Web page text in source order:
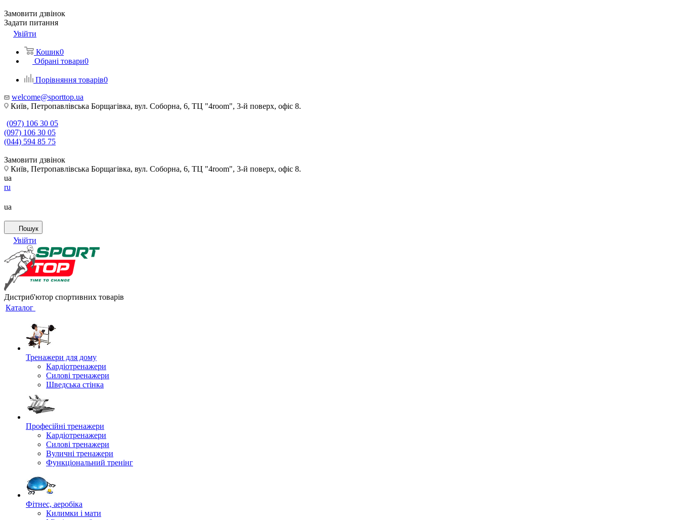
Замовити дзвінок
Задати питання
Увійти
Кошик0
Обрані товари0
Порівняння товарів0
welcome@sporttop.ua
Київ, Петропавлівська Борщагівка, вул. Соборна, 6, ТЦ "4room", 3-й поверх, офіс 8.
(097) 106 30 05
(097) 106 30 05
(044) 594 85 75
Замовити дзвінок
Київ, Петропавлівська Борщагівка, вул. Соборна, 6, ТЦ "4room", 3-й поверх, офіс 8.
ua
ru
ua
Пошук
Увійти
Дистриб'ютор спортивних товарів
Каталог
Тренажери для дому
Кардіотренажери
Силові тренажери
Шведська стінка
Професійні тренажери
Кардіотренажери
Силові тренажери
Вуличні тренажери
Функціональний тренінг
Фітнес, аеробіка
Килимки і мати